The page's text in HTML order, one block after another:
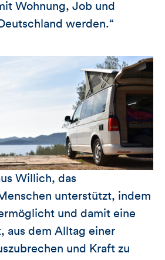
Wohnung, Job und
werden.“
Willich, das
unterstützt, indem
und damit eine
aus dem Alltag einer
und Kraft zu